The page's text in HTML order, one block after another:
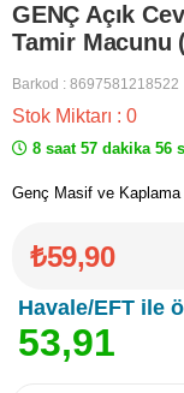
GENÇ Açık
Tamir Macunu
Barkod : 8697581218522
Stok Miktarı : 0
8 saat 57 dakika 56
Genç Masif ve
₺59,90
Havale/EFT ile
53,91